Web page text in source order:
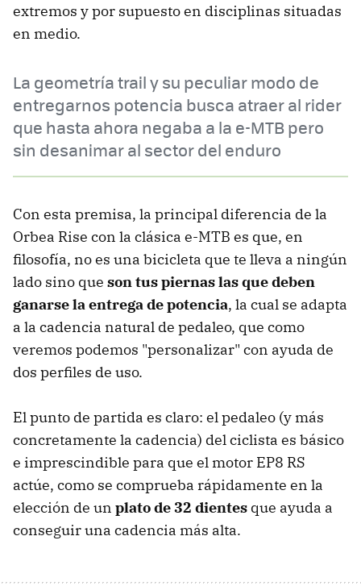
extremos y por supuesto en disciplinas situadas
en medio.
La geometría trail y su peculiar modo de
entregarnos potencia busca atraer al rider
que hasta ahora negaba a la e-MTB pero
sin desanimar al sector del enduro
Con esta premisa, la principal diferencia de la
Orbea Rise con la clásica e-MTB es que, en
filosofía, no es una bicicleta que te lleva a ningún
lado sino que son tus piernas las que deben
ganarse la entrega de potencia, la cual se adapta
a la cadencia natural de pedaleo, que como
veremos podemos "personalizar" con ayuda de
dos perfiles de uso.
El punto de partida es claro: el pedaleo (y más
concretamente la cadencia) del ciclista es básico
e imprescindible para que el motor EP8 RS
actúe, como se comprueba rápidamente en la
elección de un plato de 32 dientes que ayuda a
conseguir una cadencia más alta.